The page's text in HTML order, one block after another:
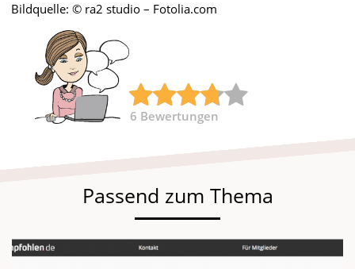
Bildquelle: © ra2 studio – Fotolia.com
6 Bewertungen
Passend zum Thema